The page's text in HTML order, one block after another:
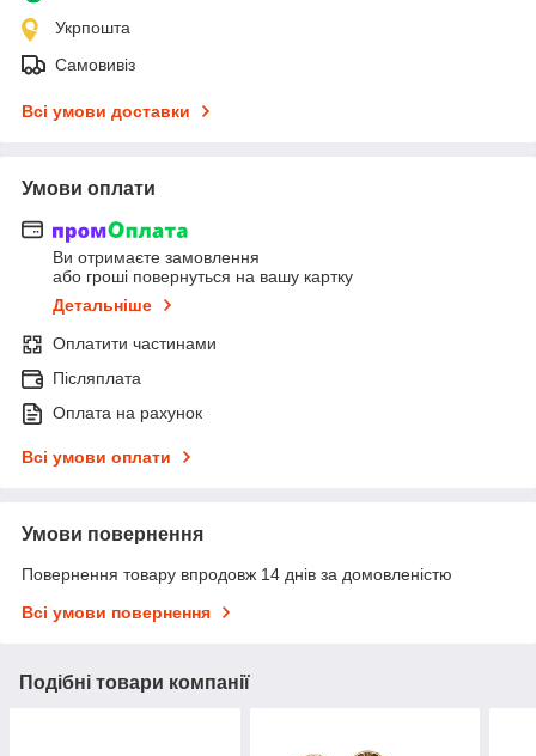
Укрпошта
Самовивіз
Всі умови доставки
Умови оплати
Ви отримаєте замовлення
або гроші повернуться на вашу картку
Детальніше
Оплатити частинами
Післяплата
Оплата на рахунок
Всі умови оплати
Умови повернення
Повернення товару впродовж 14 днів за домовленістю
Всі умови повернення
Подібні товари компанії